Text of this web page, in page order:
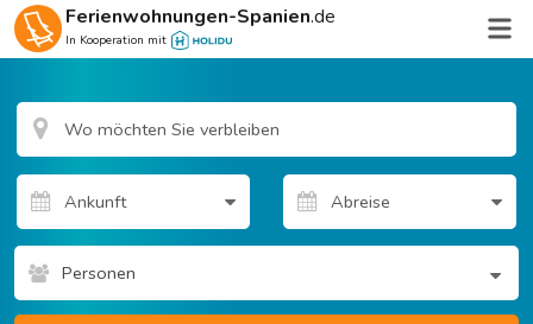
Ferienwohnungen-Spanien.de
In Kooperation mit
Personen